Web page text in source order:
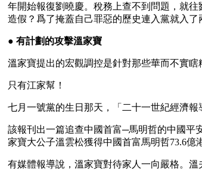
年開始報復劉曉慶。稅務上查不到問題，就
造假？爲了掩蓋自己罪惡的歷史連入黨就入了
● 有計劃的攻擊溫家寶
溫家寶提出的宏觀調控是針對那些華而不實
只有江家幫！
七月一號黨的生日那天，「二十一世紀經濟報
該報刊出一篇追查中國首富─馬明哲的中國平
家寶大公子溫雲松獲得中國首富馬明哲73.6億
有媒體報導說，溫家寶對待家人一向嚴格。